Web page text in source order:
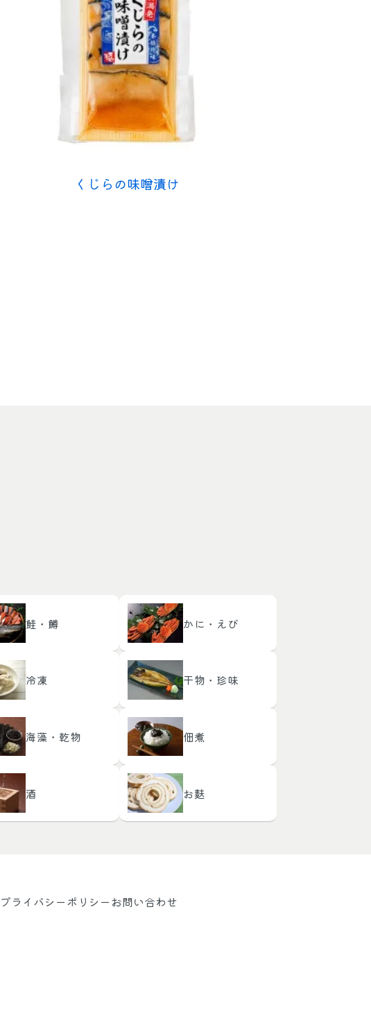
くじらの味噌漬け
鮭・鱒 かに・えび
冷凍 干物・珍味
海藻・乾物 佃煮
酒 お麩
プライバシーポリシーお問い合わせ